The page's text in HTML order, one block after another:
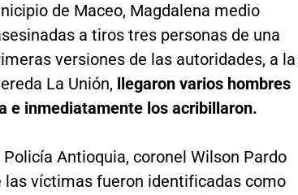
de Maceo, Magdalena medio
a tiros tres personas de una
versiones de las autoridades, a la
La Unión, llegaron varios hombres
e inmediatamente los acribillaron.
Antioquia, coronel Wilson Pardo
las víctimas fueron identificadas como